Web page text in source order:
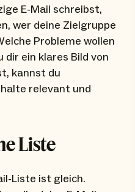
E-Mail schreibst,
wer deine Zielgruppe
Probleme wollen
dir ein klares Bild von
kannst du
relevant und
Liste
Liste ist gleich.